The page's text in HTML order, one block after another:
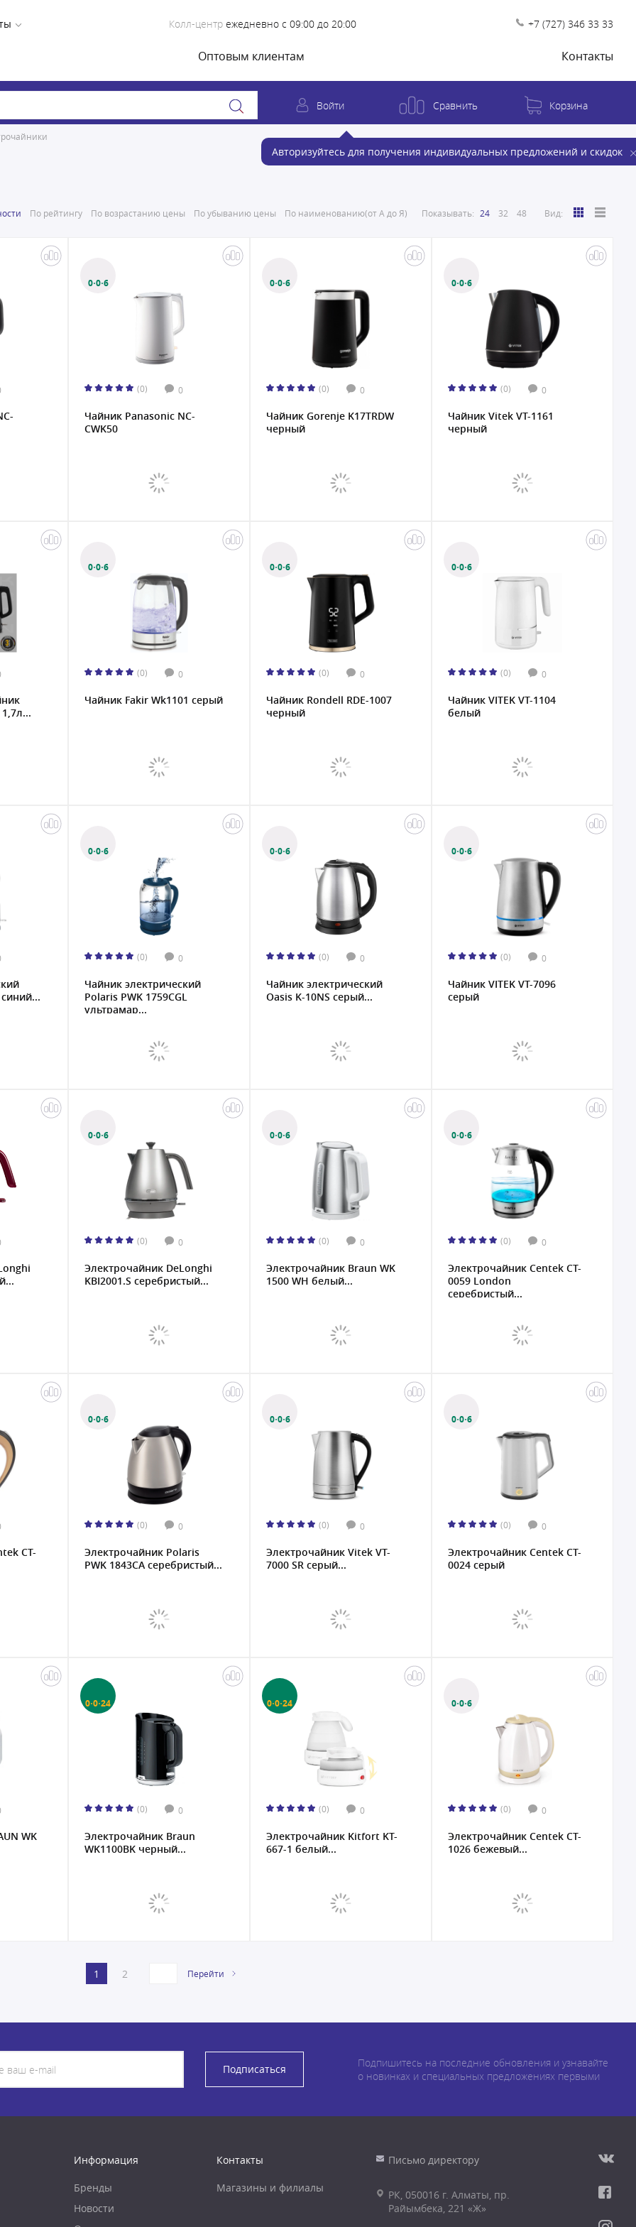
Колл-центр ежедневно с 09:00 до 20:00 +7 (727) 346 33 33
Оптовым клиентам Контакты
Войти
Авторизуйтесь для получения индивидуальных предложений и скидок
Сравнить Корзина
По рейтингу По возрастанию цены По убыванию цены По наименованию(от А до Я) Показывать: 24 32 48 Вид:
0·0·6
(0) 0
Чайник Panasonic NC-
CWK50
0·0·6
(0) 0
Чайник Gorenje K17TRDW
черный
0·0·6
(0) 0
Чайник Vitek VT-1161
черный
0·0·6
(0) 0
Чайник Fakir Wk1101 серый
0·0·6
(0) 0
Чайник Rondell RDE-1007
черный
0·0·6
(0) 0
Чайник VITEK VT-1104
белый
0·0·6
(0) 0
Чайник электрический
Polaris PWK 1759CGL
ультрамар...
0·0·6
(0) 0
Чайник электрический
Oasis K-10NS серый...
0·0·6
(0) 0
Чайник VITEK VT-7096
серый
0·0·6
(0) 0
Электрочайник DeLonghi
KBI2001.S серебристый...
0·0·6
(0) 0
Электрочайник Braun WK
1500 WH белый...
0·0·6
(0) 0
Электрочайник Centek CT-
0059 London
серебристый...
CT-
0·0·6
(0) 0
Электрочайник Polaris
PWK 1843CA серебристый...
0·0·6
(0) 0
Электрочайник Vitek VT-
7000 SR серый...
0·0·6
(0) 0
Электрочайник Centek CT-
0024 серый
WK
0·0·24
(0) 0
Электрочайник Braun
WK1100BK черный...
0·0·24
(0) 0
Электрочайник Kitfort KT-
667-1 белый...
0·0·6
(0) 0
Электрочайник Centek CT-
1026 бежевый...
1 2 Перейти
Подписаться
Подпишитесь на последние обновления и узнавайте
о новинках и специальных предложениях первыми
Информация
Бренды
Новости
Контакты
Магазины и филиалы
Письмо директору
РК, 050016 г. Алматы, пр.
Райымбека, 221 «Ж»